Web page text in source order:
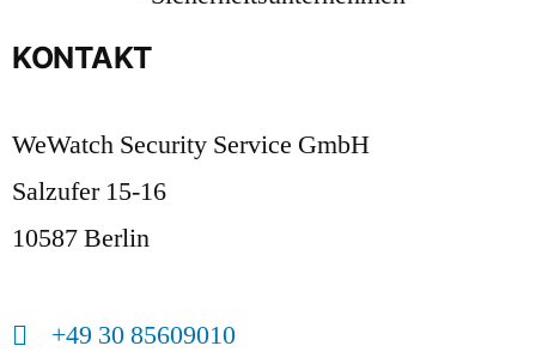
KONTAKT
WeWatch Security Service GmbH
Salzufer 15-16
10587 Berlin
+49 30 85609010